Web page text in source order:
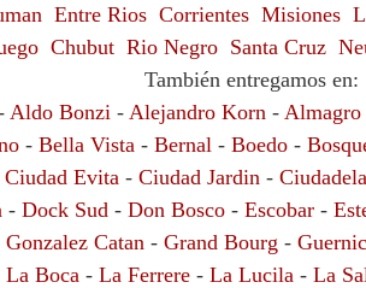
Entre Rios Corrientes Misiones
Chubut Rio Negro Santa Cruz
También entregamos en:
Aldo Bonzi - Alejandro Korn - Almagro
- Bella Vista - Bernal - Boedo -
Ciudad Evita - Ciudad Jardin - Ciudadela
- Dock Sud - Don Bosco - Escobar -
Gonzalez Catan - Grand Bourg -
La Boca - La Ferrere - La Lucila - La